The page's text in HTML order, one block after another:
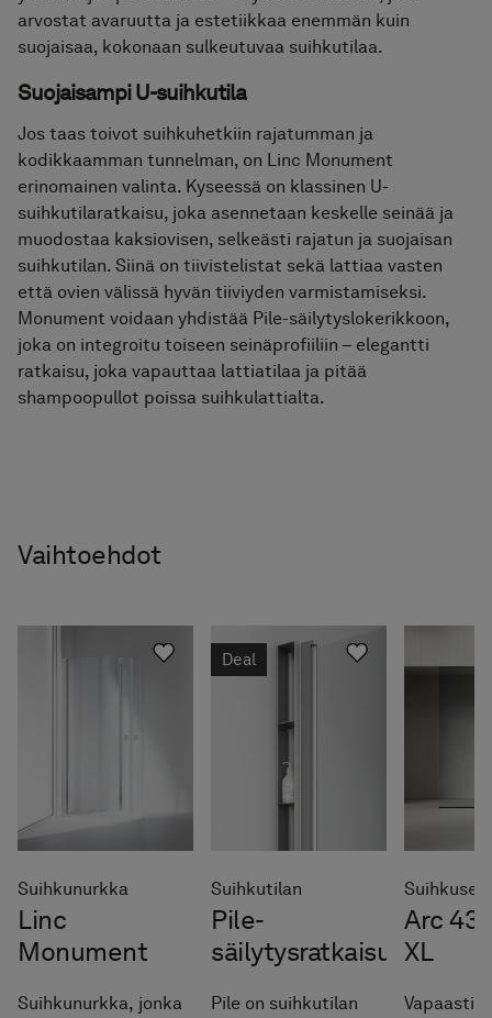
arvostat avaruutta ja estetiikkaa enemmän kuin
suojaisaa, kokonaan sulkeutuvaa suihkutilaa.
Suojaisampi U-suihkutila
Jos taas toivot suihkuhetkiin rajatumman ja
kodikkaamman tunnelman, on Linc Monument
erinomainen valinta. Kyseessä on klassinen U-
suihkutilaratkaisu, joka asennetaan keskelle seinää ja
muodostaa kaksiovisen, selkeästi rajatun ja suojaisan
suihkutilan. Siinä on tiivistelistat sekä lattiaa vasten
että ovien välissä hyvän tiiviyden varmistamiseksi.
Monument voidaan yhdistää Pile-säilytyslokerikkoon,
joka on integroitu toiseen seinäprofiiliin – elegantti
ratkaisu, joka vapauttaa lattiatilaa ja pitää
shampoopullot poissa suihkulattialta.
Vaihtoehdot
Suihkunurkka
Linc
Monument
Suihkunurkka, jonka
Deal
Suihkutilan
Pile-
säilytysratkaisu
Pile on suihkutilan
Arc 43
XL
Vapaasti